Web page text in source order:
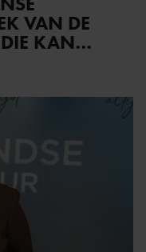
VAN DE
DIE KAN